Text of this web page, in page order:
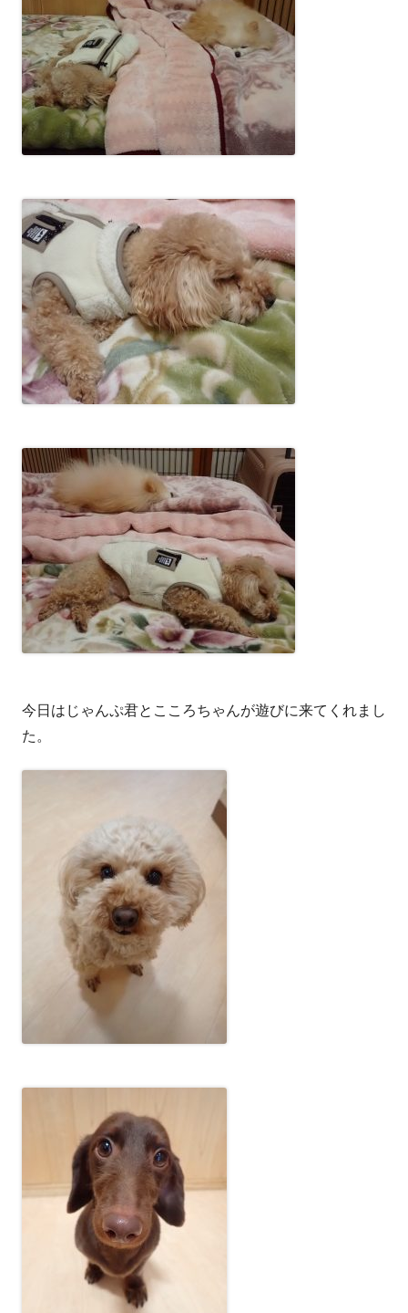
今日はじゃんぷ君とこころちゃんが遊びに来てくれまし
た。